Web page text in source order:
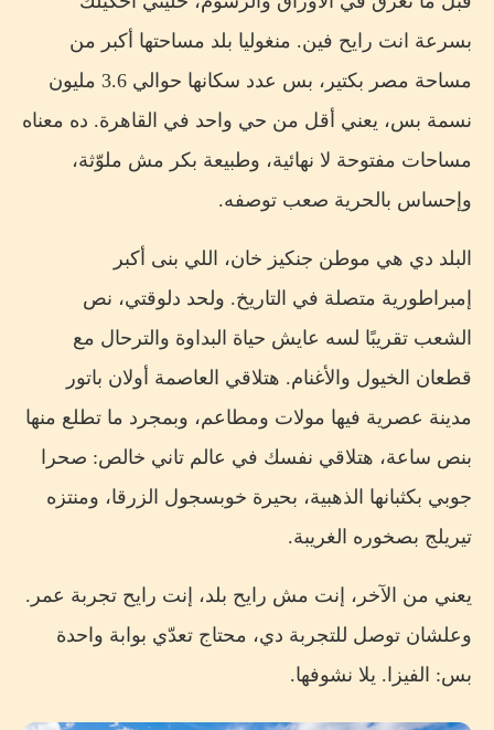
بسرعة انت رايح فين. منغوليا بلد مساحتها أكبر من
مساحة مصر بكتير، بس عدد سكانها حوالي 3.6 مليون
نسمة بس، يعني أقل من حي واحد في القاهرة. ده معناه
مساحات مفتوحة لا نهائية، وطبيعة بكر مش ملوّثة،
وإحساس بالحرية صعب توصفه.
البلد دي هي موطن جنكيز خان، اللي بنى أكبر
إمبراطورية متصلة في التاريخ. ولحد دلوقتي، نص
الشعب تقريبًا لسه عايش حياة البداوة والترحال مع
قطعان الخيول والأغنام. هتلاقي العاصمة أولان باتور
مدينة عصرية فيها مولات ومطاعم، وبمجرد ما تطلع منها
بنص ساعة، هتلاقي نفسك في عالم تاني خالص: صحرا
جوبي بكثبانها الذهبية، بحيرة خوبسجول الزرقا، ومنتزه
تيريلج بصخوره الغريبة.
يعني من الآخر، إنت مش رايح بلد، إنت رايح تجربة عمر.
وعلشان توصل للتجربة دي، محتاج تعدّي بوابة واحدة
بس: الفيزا. يلا نشوفها.